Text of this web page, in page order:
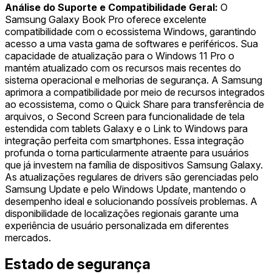
Análise do Suporte e Compatibilidade Geral: O
Samsung Galaxy Book Pro oferece excelente
compatibilidade com o ecossistema Windows, garantindo
acesso a uma vasta gama de softwares e periféricos. Sua
capacidade de atualização para o Windows 11 Pro o
mantém atualizado com os recursos mais recentes do
sistema operacional e melhorias de segurança. A Samsung
aprimora a compatibilidade por meio de recursos integrados
ao ecossistema, como o Quick Share para transferência de
arquivos, o Second Screen para funcionalidade de tela
estendida com tablets Galaxy e o Link to Windows para
integração perfeita com smartphones. Essa integração
profunda o torna particularmente atraente para usuários
que já investem na família de dispositivos Samsung Galaxy.
As atualizações regulares de drivers são gerenciadas pelo
Samsung Update e pelo Windows Update, mantendo o
desempenho ideal e solucionando possíveis problemas. A
disponibilidade de localizações regionais garante uma
experiência de usuário personalizada em diferentes
mercados.
Estado de segurança